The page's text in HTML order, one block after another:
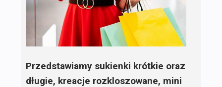
Przedstawiamy sukienki krótkie oraz
długie, kreacje rozkloszowane, mini